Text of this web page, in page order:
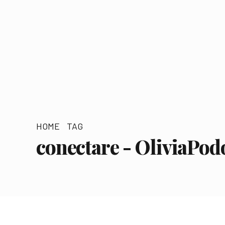
HOME TAG
conectare -